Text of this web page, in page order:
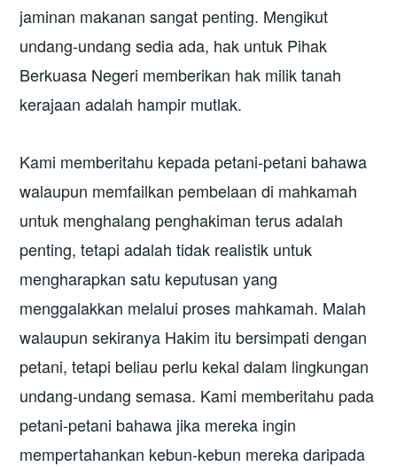
jaminan makanan sangat penting. Mengikut
undang-undang sedia ada, hak untuk Pihak
Berkuasa Negeri memberikan hak milik tanah
kerajaan adalah hampir mutlak.
Kami memberitahu kepada petani-petani bahawa
walaupun memfailkan pembelaan di mahkamah
untuk menghalang penghakiman terus adalah
penting, tetapi adalah tidak realistik untuk
mengharapkan satu keputusan yang
menggalakkan melalui proses mahkamah. Malah
walaupun sekiranya Hakim itu bersimpati dengan
petani, tetapi beliau perlu kekal dalam lingkungan
undang-undang semasa. Kami memberitahu pada
petani-petani bahawa jika mereka ingin
mempertahankan kebun-kebun mereka daripada